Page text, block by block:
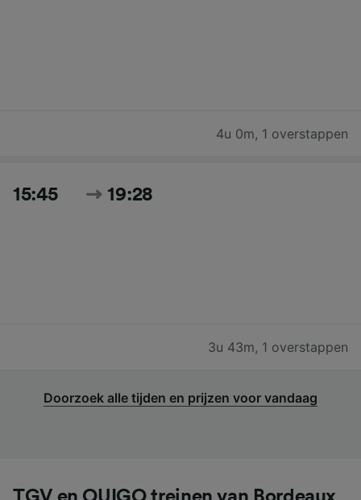
4u 0m, 1 overstappen
15:45 19:28
3u 43m, 1 overstappen
Doorzoek alle tijden en prijzen voor vandaag